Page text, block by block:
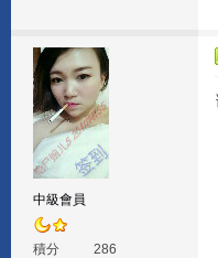
中級會員
積分
286